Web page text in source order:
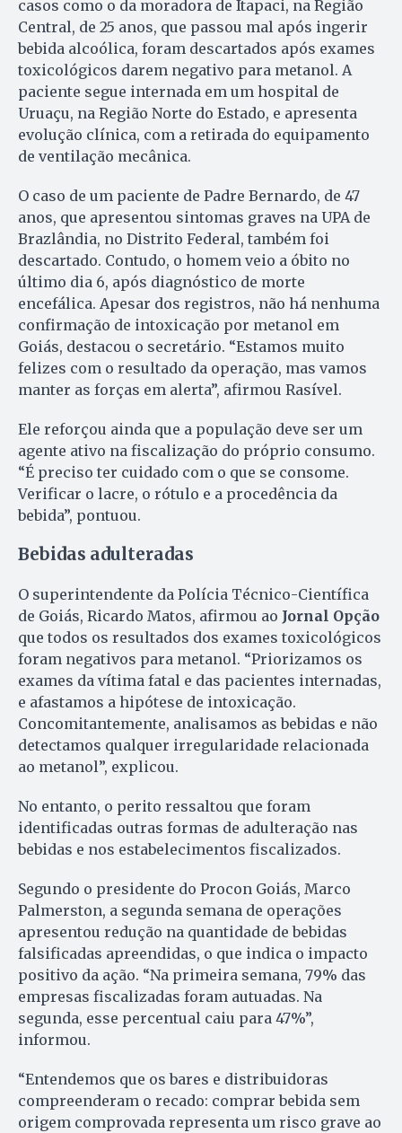
casos como o da moradora de Itapaci, na Região
Central, de 25 anos, que passou mal após ingerir
bebida alcoólica, foram descartados após exames
toxicológicos darem negativo para metanol. A
paciente segue internada em um hospital de
Uruaçu, na Região Norte do Estado, e apresenta
evolução clínica, com a retirada do equipamento
de ventilação mecânica.
O caso de um paciente de Padre Bernardo, de 47
anos, que apresentou sintomas graves na UPA de
Brazlândia, no Distrito Federal, também foi
descartado. Contudo, o homem veio a óbito no
último dia 6, após diagnóstico de morte
encefálica. Apesar dos registros, não há nenhuma
confirmação de intoxicação por metanol em
Goiás, destacou o secretário. “Estamos muito
felizes com o resultado da operação, mas vamos
manter as forças em alerta”, afirmou Rasível.
Ele reforçou ainda que a população deve ser um
agente ativo na fiscalização do próprio consumo.
“É preciso ter cuidado com o que se consome.
Verificar o lacre, o rótulo e a procedência da
bebida”, pontuou.
Bebidas adulteradas
O superintendente da Polícia Técnico-Científica
de Goiás, Ricardo Matos, afirmou ao Jornal Opção
que todos os resultados dos exames toxicológicos
foram negativos para metanol. “Priorizamos os
exames da vítima fatal e das pacientes internadas,
e afastamos a hipótese de intoxicação.
Concomitantemente, analisamos as bebidas e não
detectamos qualquer irregularidade relacionada
ao metanol”, explicou.
No entanto, o perito ressaltou que foram
identificadas outras formas de adulteração nas
bebidas e nos estabelecimentos fiscalizados.
Segundo o presidente do Procon Goiás, Marco
Palmerston, a segunda semana de operações
apresentou redução na quantidade de bebidas
falsificadas apreendidas, o que indica o impacto
positivo da ação. “Na primeira semana, 79% das
empresas fiscalizadas foram autuadas. Na
segunda, esse percentual caiu para 47%”,
informou.
“Entendemos que os bares e distribuidoras
compreenderam o recado: comprar bebida sem
origem comprovada representa um risco grave ao